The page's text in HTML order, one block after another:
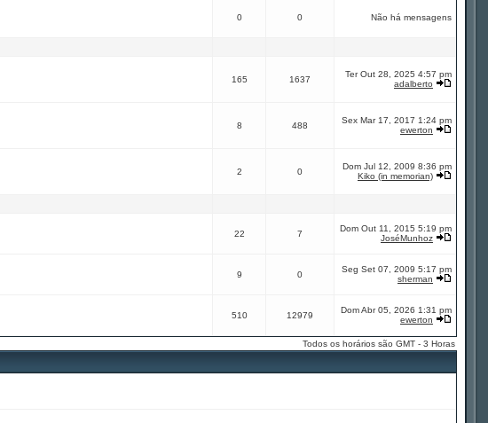
0 0 Não há mensagens
165 1637
Ter Out 28, 2025 4:57 pm
adalberto
8 488
Sex Mar 17, 2017 1:24 pm
ewerton
2 0
Dom Jul 12, 2009 8:36 pm
Kiko (in memorian)
22 7
Dom Out 11, 2015 5:19 pm
JoséMunhoz
9 0
Seg Set 07, 2009 5:17 pm
sherman
510 12979
Dom Abr 05, 2026 1:31 pm
ewerton
Todos os horários são GMT - 3 Horas